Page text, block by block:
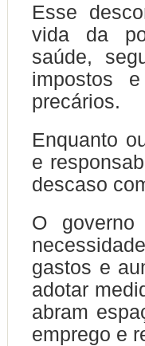
Esse
vida da
saúde,
impostos
precários.
Enquanto
e
descaso
O
gastos e
adotar
abram
emprego e